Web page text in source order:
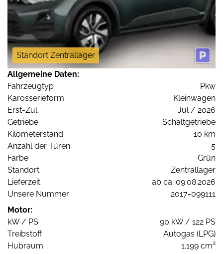
Standort Zentrallager
Allgemeine Daten:
Fahrzeugtyp
Pkw
Karosserieform
Kleinwagen
Erst-Zul.
Jul / 2026
Getriebe
Schaltgetriebe
Kilometerstand
10 km
Anzahl der Türen
5
Farbe
Grün
Standort
Zentrallager
Lieferzeit
ab ca. 09.08.2026
Unsere Nummer
2017-099111
Motor:
kW / PS
90 kW / 122 PS
Treibstoff
Autogas (LPG)
Hubraum
1.199 cm³